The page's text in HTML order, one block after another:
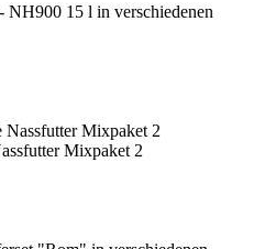
15 l in verschiedenen
Mixpaket 2